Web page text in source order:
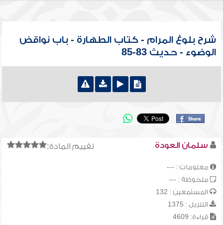
شرح بلوغ المرام - كتاب الطهارة - باب نواقض
الوضوء - حديث 83-85
تقييم المادة: سلمان العودة
معلومات : ---
ملحوظة : ---
المستمعين : 132
التنزيل : 1375
قراءة: 4609